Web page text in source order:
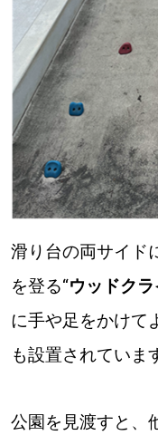
滑り台の両サイド
を登る“ウッドク
に手や足をかけて
も設置されていま
公園を見渡すと、